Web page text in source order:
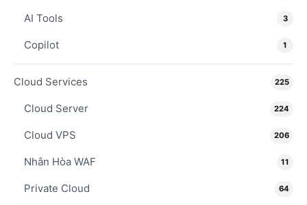
AI Tools 3
Copilot 1
Cloud Services 225
Cloud Server 224
Cloud VPS 206
Nhân Hòa WAF 11
Private Cloud 64